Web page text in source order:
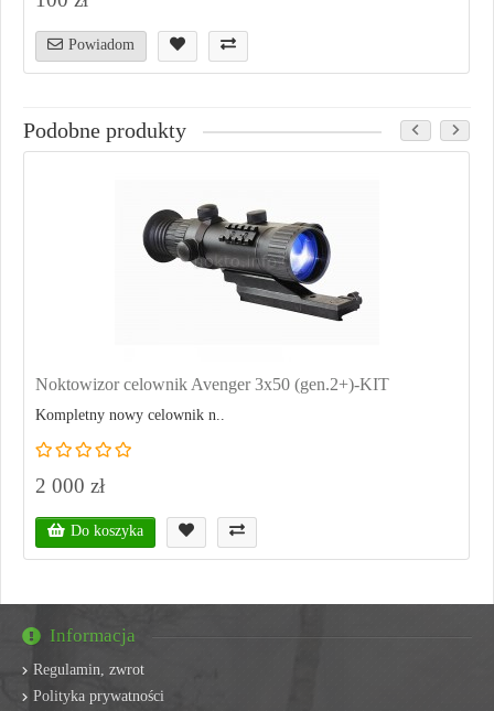
Powiadom
Podobne produkty
Noktowizor celownik Avenger 3x50 (gen.2+)-KIT
Kompletny nowy celownik n..
2 000 zł
Do koszyka
Informacja
Regulamin, zwrot
Polityka prywatności